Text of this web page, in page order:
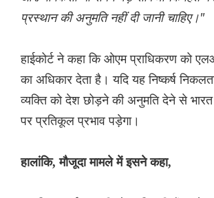
प्रस्थान की अनुमति नहीं दी जानी चाहिए।"
हाईकोर्ट ने कहा कि ओएम प्राधिकरण को
का अधिकार देता है। यदि यह निष्कर्ष
व्यक्ति को देश छोड़ने की अनुमति देने से
पर प्रतिकूल प्रभाव पड़ेगा।
हालांकि, मौजूदा मामले में इसने कहा,